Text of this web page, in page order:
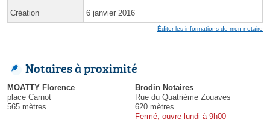
Création 6 janvier 2016
Éditer les informations de mon notaire
Notaires à proximité
MOATTY Florence
place Carnot
565 mètres
Brodin Notaires
Rue du Quatrième Zouaves
620 mètres
Fermé, ouvre lundi à 9h00